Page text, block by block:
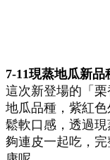
7-11現蒸地瓜新
這次新登場的「
地瓜品種，紫紅
鬆軟口感，透過
夠連皮一起吃，